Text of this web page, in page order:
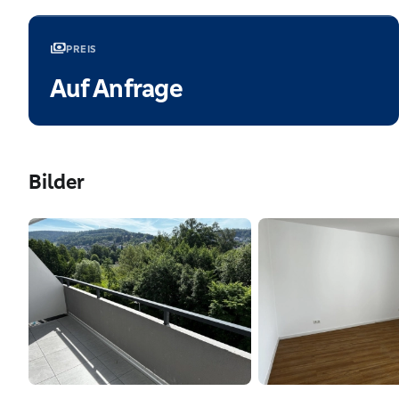
paymentsPREIS
Auf Anfrage
Bilder